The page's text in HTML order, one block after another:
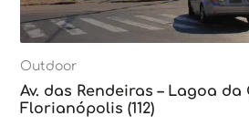
Outdoor
Av. das Rendeiras – Lagoa da
Florianópolis (112)